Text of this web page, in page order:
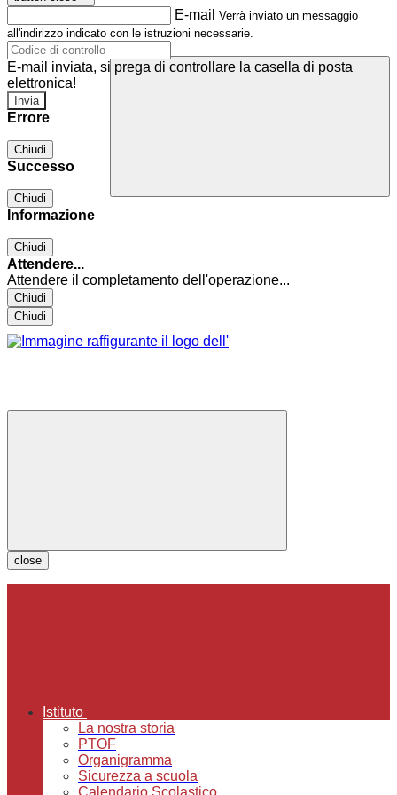
E-mail Verrà inviato un messaggio
all'indirizzo indicato con le istruzioni necessarie.
E-mail inviata, si prega di controllare la casella di posta
elettronica!
Errore
Chiudi
Successo
Chiudi
Informazione
Chiudi
Attendere...
Attendere il completamento dell'operazione...
Chiudi
Chiudi
close
Istituto
La nostra storia
PTOF
Organigramma
Sicurezza a scuola